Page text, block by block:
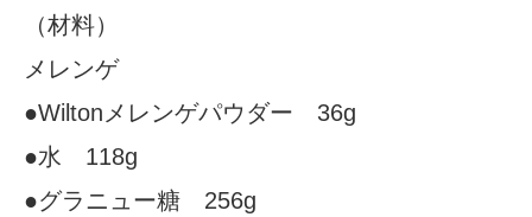
（材料）
メレンゲ
●Wiltonメレンゲパウダー 36g
●水 118g
●グラニュー糖 256g